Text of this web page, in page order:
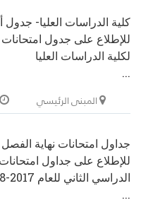
كلية الدراسات العليا- جدول
للإطلاع على جدول
لكلية الدراسات العليا
...
المبنى الرئيسي
جداول امتحانات نهاية الفصل
للإطلاع على جداول
الدراسي الثاني للعام 2017-2018
...